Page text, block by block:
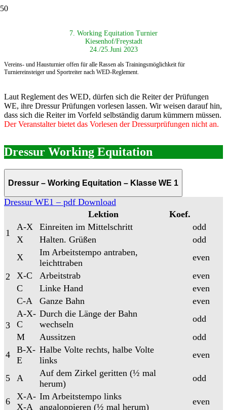
7. Working Equitation Turnier
Kiesenhof/Freystadt
24./25.Juni 2023
Vereins- und Hausturnier offen für alle Rassen als Trainingsmöglichkeit für
Turniereinsteiger und Sportreiter nach WED-Reglement.
Laut Reglement des WED, dürfen sich die Reiter der Prüfungen
WE, ihre Dressur Prüfungen vorlesen lassen. Wir weisen darauf hin,
dass sich die Reiter im Vorfeld selbständig darum kümmern müssen.
Der Veranstalter bietet das Vorlesen der Dressurprüfungen nicht an.
Dressur Working Equitation
Dressur – Working Equitation – Klasse WE 1
Dressur WE1 – pdf Download
Lektion
Koef.
1
A-X Einreiten im Mittelschritt
odd
X
Halten. Grüßen odd
2
X
Im Arbeitstempo antraben,
leichttraben
even
X-C
Arbeitstrab
even
C
Linke Hand
even
C-A
Ganze Bahn even
3
A-X-
C
Durch die Länge der Bahn
wechseln
odd
M
Aussitzen
odd
4
B-X-
E
Halbe Volte rechts, halbe Volte
links
even
5 A
Auf dem Zirkel geritten (½ mal
herum)
odd
6
X-A-
X-A
Im Arbeitstempo links
angaloppieren (½ mal herum)
even